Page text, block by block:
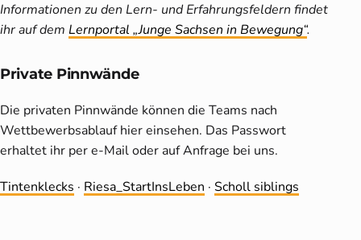
Informationen zu den Lern- und Erfahrungsfeldern findet
ihr auf dem Lernportal „Junge Sachsen in Bewegung“.
Private Pinnwände
Die privaten Pinnwände können die Teams nach
Wettbewerbsablauf hier einsehen. Das Passwort
erhaltet ihr per e-Mail oder auf Anfrage bei uns.
Tintenklecks · Riesa_StartInsLeben · Scholl siblings